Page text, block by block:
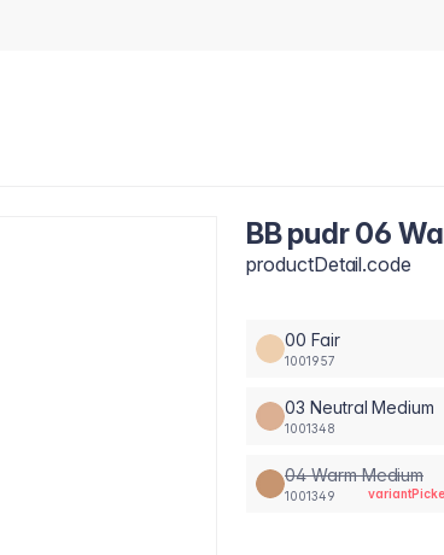
BB pudr 06
productDetail.code
00 Fair
1001957
03 Neutral Medium
1001348
04 Warm Medium
1001349